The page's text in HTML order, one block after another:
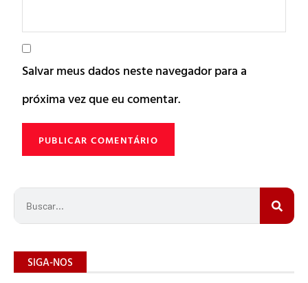
Salvar meus dados neste navegador para a
próxima vez que eu comentar.
SIGA-NOS